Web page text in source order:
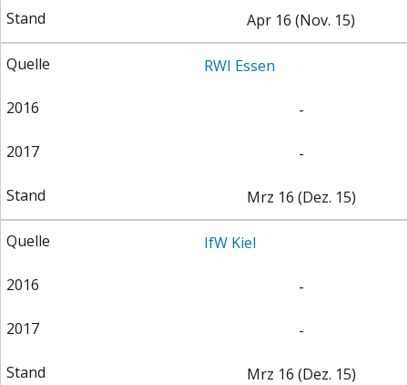
Apr 16 (Nov. 15)
RWI Essen
-
-
Mrz 16 (Dez. 15)
IfW Kiel
-
-
Mrz 16 (Dez. 15)